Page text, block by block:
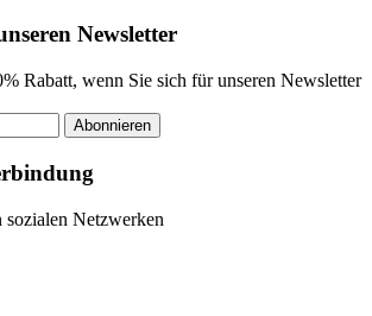
Newsletter
Rabatt, wenn Sie sich für unseren Newsletter
Abonnieren
sozialen Netzwerken